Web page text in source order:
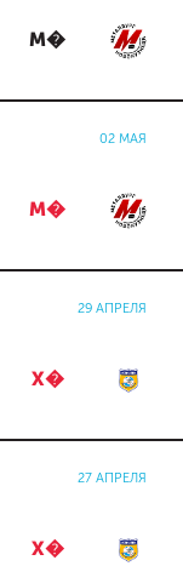
М�
02 МАЯ
М�
29 АПРЕЛЯ
Х�
27 АПРЕЛЯ
Х�